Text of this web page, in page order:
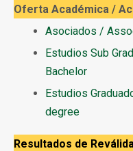
Oferta Académica /
Asociados /
Estudios Sub
Bachelor
Estudios
degree
Resultados de